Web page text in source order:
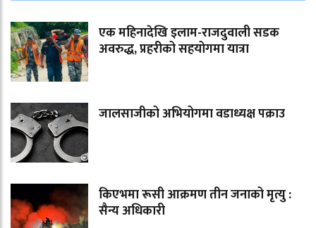
एक महिनादेखि इलाम-राजदुवाली सडक
अवरुद्ध, प्रहरीको सहयोगमा यात्रा
जालसाजीको अभियोगमा वडाध्यक्ष पक्राउ
किएभमा रूसी आक्रमण तीन जनाको मृत्यु :
सैन्य अधिकारी